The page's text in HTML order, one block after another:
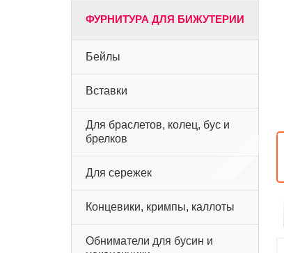
ФУРНИТУРА ДЛЯ БИЖУТЕРИИ
Бейлы
Вставки
Для браслетов, колец, бус и
брелков
Для сережек
Концевики, кримпы, каллоты
Обниматели для бусин и